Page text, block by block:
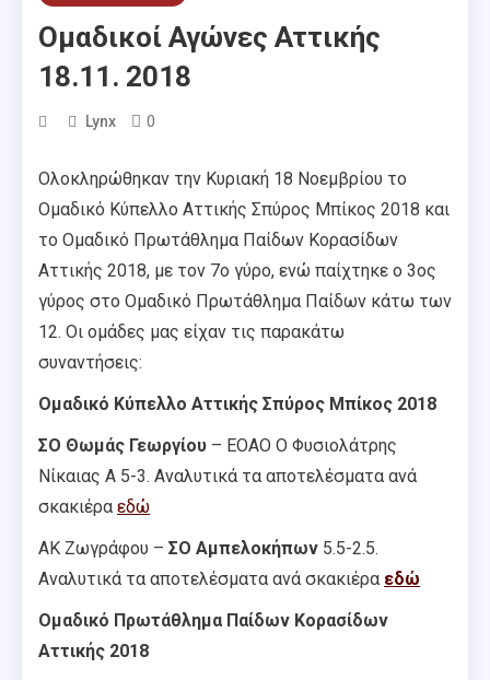
Ομαδικοί Αγώνες Αττικής
18.11. 2018
Lynx 0
Ολοκληρώθηκαν την Κυριακή 18 Νοεμβρίου το
Ομαδικό Κύπελλο Αττικής Σπύρος Μπίκος 2018 και
το Ομαδικό Πρωτάθλημα Παίδων Κορασίδων
Αττικής 2018, με τον 7ο γύρο, ενώ παίχτηκε ο 3ος
γύρος στο Ομαδικό Πρωτάθλημα Παίδων κάτω των
12. Οι ομάδες μας είχαν τις παρακάτω
συναντήσεις:
Ομαδικό Κύπελλο Αττικής Σπύρος Μπίκος 2018
ΣΟ Θωμάς Γεωργίου – ΕΟΑΟ Ο Φυσιολάτρης
Νίκαιας Α 5-3. Αναλυτικά τα αποτελέσματα ανά
σκακιέρα εδώ
ΑΚ Ζωγράφου – ΣΟ Αμπελοκήπων 5.5-2.5.
Αναλυτικά τα αποτελέσματα ανά σκακιέρα εδώ
Ομαδικό Πρωτάθλημα Παίδων Κορασίδων
Αττικής 2018